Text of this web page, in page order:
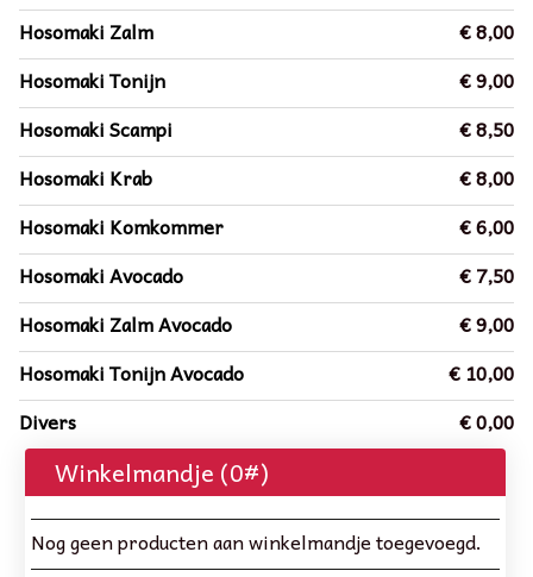
Hosomaki Zalm
€ 8,00
Hosomaki Tonijn
€ 9,00
Hosomaki Scampi
€ 8,50
Hosomaki Krab
€ 8,00
Hosomaki Komkommer
€ 6,00
Hosomaki Avocado
€ 7,50
Hosomaki Zalm Avocado
€ 9,00
Hosomaki Tonijn Avocado
€ 10,00
Divers
€ 0,00
Winkelmandje (0#)
Nog geen producten aan winkelmandje toegevoegd.